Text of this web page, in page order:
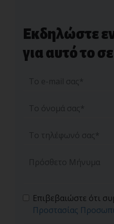
Εκδηλώστε
για αυτό το
Επιβεβαιώστε ότι
Προστασίας